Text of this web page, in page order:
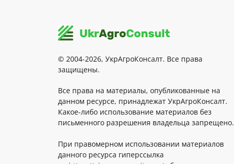
© 2004-2026, УкрАгроКонсалт. Все права
защищены.
Все права на материалы, опубликованные на
данном ресурсе, принадлежат УкрАгроКонсалт.
Какое-либо использование материалов без
письменного разрешения владельца запрещено.
При правомерном использовании материалов
данного ресурса гиперссылка